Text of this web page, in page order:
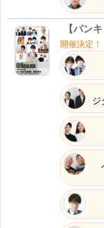
TV
07:45
07:45
NHKE
ィスコ)
9.26
07:45
NHKEテ
ィスコ)
10.3
07:45
【パン
開催決定！
ジ